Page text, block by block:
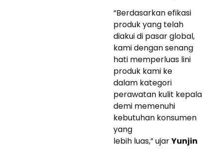
“Berdasarkan efikasi
produk yang telah
diakui di pasar global,
kami dengan senang
hati memperluas lini
produk kami ke
dalam kategori
perawatan kulit kepala
demi memenuhi
kebutuhan konsumen
yang
lebih luas,” ujarYunjin